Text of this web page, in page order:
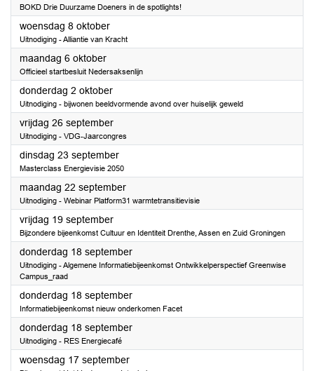
BOKD Drie Duurzame Doeners in de spotlights!
woensdag 8 oktober2025
Uitnodiging - Alliantie van Kracht
maandag 6 oktober2025
Officieel startbesluit Nedersaksenlijn
donderdag 2 oktober2025
Uitnodiging - bijwonen beeldvormende avond over huiselijk geweld
vrijdag 26 september2025
Uitnodiging - VDG-Jaarcongres
dinsdag 23 september2025
Masterclass Energievisie 2050
maandag 22 september2025
Uitnodiging - Webinar Platform31 warmtetransitievisie
vrijdag 19 september2025
Bijzondere bijeenkomst Cultuur en Identiteit Drenthe, Assen en Zuid Groningen
donderdag 18 september2025
Uitnodiging - Algemene Informatiebijeenkomst Ontwikkelperspectief Greenwise
Campus_raad
donderdag 18 september2025
Informatiebijeenkomst nieuw onderkomen Facet
donderdag 18 september2025
Uitnodiging - RES Energiecafé
woensdag 17 september2025